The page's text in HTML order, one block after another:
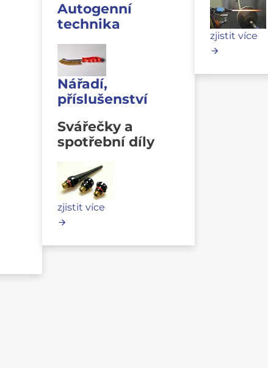
Autogenní
technika
Nářadí,
příslušenství
Svářečky a
spotřební díly
zjistit více
zjistit více